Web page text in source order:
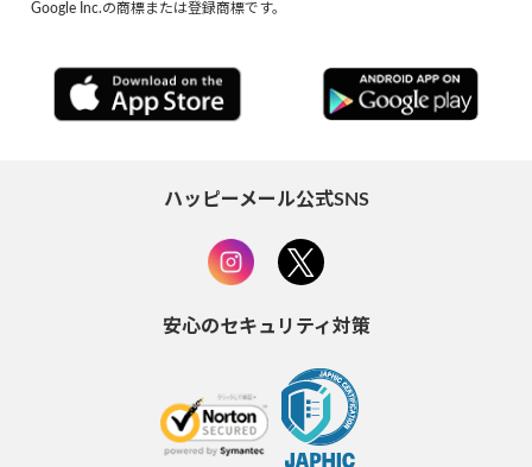
Google Inc.の商標または登録商標です。
ハッピーメール公式SNS
安心のセキュリティ対策